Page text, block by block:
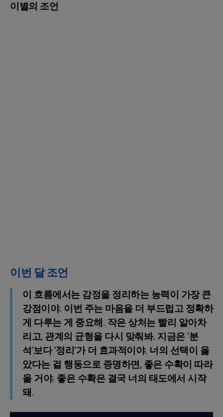
이별의 조언
이번 달 조언
이 흐름에서는 감정을 정리하는 능력이 가장 큰
강점이야. 이번 주는 마음을 더 부드럽고 정확하
게 다루는 게 중요해. 작은 상처는 빨리 알아차
리고, 관계의 균형을 다시 맞춰봐. 지금은 ‘분
석’보다 ‘정리’가 더 효과적이야. 너의 선택이 옳
았다는 걸 행동으로 증명하면, 좋은 수확이 따라
올 거야. 좋은 수확은 결국 너의 태도에서 시작
돼.